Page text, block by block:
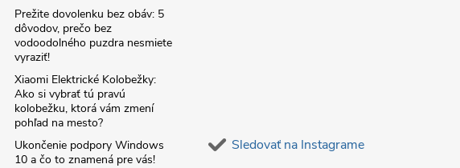
Prežite dovolenku bez obáv: 5
dôvodov, prečo bez
vodoodolného puzdra nesmiete
vyraziť!
Xiaomi Elektrické Kolobežky:
Ako si vybrať tú pravú
kolobežku, ktorá vám zmení
pohľad na mesto?
Ukončenie podpory Windows
10 a čo to znamená pre vás!
Sledovať na Instagrame